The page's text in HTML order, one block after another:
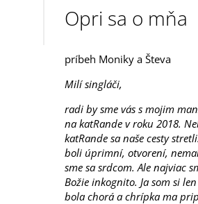
Opri sa o mňa
príbeh Moniky a Števa
Milí singláči,
radi by sme vás s mojim
na katRande v roku 2018.
katRande sa naše cesty
boli úprimní, otvorení,
sme sa srdcom. Ale najviac
Božie inkognito. Ja som si
bola chorá a chrípka ma